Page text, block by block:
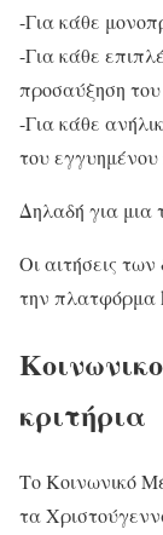
-Για κάθε
-Για κάθε
προσαύξηση
-Για κάθε
του
Δηλαδή για μια
Οι αιτήσεις
την πλατφόρμα
κριτήρια
Το Κοινωνικό
τα